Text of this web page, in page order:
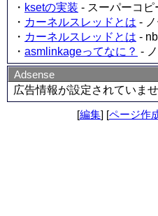
・ ksetの実装 - スーパーコピ
・ カーネルスレッドとは -
・ カーネルスレッドとは -
・ asmlinkageってなに？ -
Adsense
広告情報が設定されていませ
[編集] [ページ作